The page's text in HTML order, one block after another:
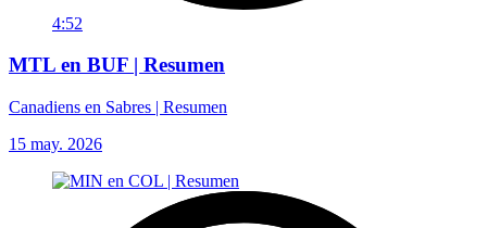
4:52
MTL en BUF | Resumen
Canadiens en Sabres | Resumen
15 may. 2026